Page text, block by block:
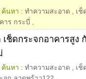
ค้นหา : ทำความสะอาด
เช็
าร กระบี่
ช็ดกระจกอาคารสูง
ค้นหา : ทำความสะอาด
เช็